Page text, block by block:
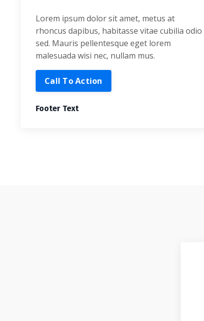
Lorem ipsum dolor sit amet, metus at
rhoncus dapibus, habitasse vitae cubilia odio
sed. Mauris pellentesque eget lorem
malesuada wisi nec, nullam mus.
Call To Action
Footer Text